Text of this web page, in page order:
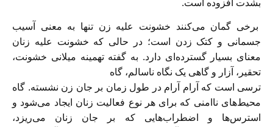
بشدت افزوده است.
برخی گمان می‌کنند خشونت علیه زن تنھا به معنی آسیب
جسمانی و کتک زدن است؛ در حالی که خشونت علیه زنان
معنای بسیار گسترده‌ای دارد. به گفته تھمینه میلانی خشونت،
تحقیر، آزار و گاھی یک نگاه ناسالم، گاه
ترسی است که آرام آرام در طول زمان بر جان زن نشسته. گاه
محیط‌ھای ناامنی که برای ھر نوع فعالیت زنان ایجاد می‌شود و
استرس‌ھا و اضطراب‌ھایی که بر جان زنان می‌ریزد،